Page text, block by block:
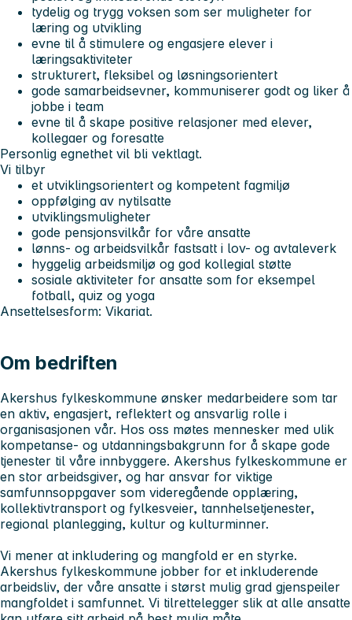
tydelig og trygg voksen som ser muligheter for
læring og utvikling
evne til å stimulere og engasjere elever i
læringsaktiviteter
strukturert, fleksibel og løsningsorientert
gode samarbeidsevner, kommuniserer godt og liker å
jobbe i team
evne til å skape positive relasjoner med elever,
kollegaer og foresatte
Personlig egnethet vil bli vektlagt.
Vi tilbyr
et utviklingsorientert og kompetent fagmiljø
oppfølging av nytilsatte
utviklingsmuligheter
gode pensjonsvilkår for våre ansatte
lønns- og arbeidsvilkår fastsatt i lov- og avtaleverk
hyggelig arbeidsmiljø og god kollegial støtte
sosiale aktiviteter for ansatte som for eksempel
fotball, quiz og yoga
Ansettelsesform: Vikariat.
Om bedriften
Akershus fylkeskommune ønsker medarbeidere som tar
en aktiv, engasjert, reflektert og ansvarlig rolle i
organisasjonen vår. Hos oss møtes mennesker med ulik
kompetanse- og utdanningsbakgrunn for å skape gode
tjenester til våre innbyggere. Akershus fylkeskommune er
en stor arbeidsgiver, og har ansvar for viktige
samfunnsoppgaver som videregående opplæring,
kollektivtransport og fylkesveier, tannhelsetjenester,
regional planlegging, kultur og kulturminner.
Vi mener at inkludering og mangfold er en styrke.
Akershus fylkeskommune jobber for et inkluderende
arbeidsliv, der våre ansatte i størst mulig grad gjenspeiler
mangfoldet i samfunnet. Vi tilrettelegger slik at alle ansatte